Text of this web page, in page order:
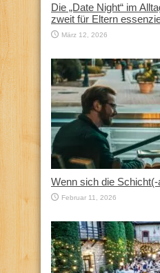
Die „Date Night“ im
zweit für Eltern
März 12, 2026
Wenn sich die
Februar 11, 2026